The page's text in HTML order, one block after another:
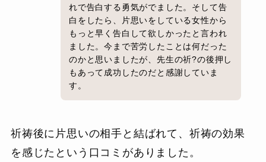
れで告白する勇気がでました。そして告
白をしたら、片思いをしている女性から
もっと早く告白して欲しかったと言われ
ました。今まで苦労したことは何だった
のかと思いましたが、先生の祈?の後押し
もあって成功したのだと感謝していま
す。
祈祷後に片思いの相手と結ばれて、祈祷の効果
を感じたという口コミがありました。